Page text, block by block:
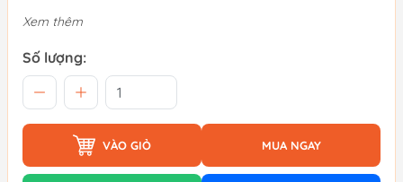
Xem thêm
Số lượng:
VÀO GIỎ MUA NGAY